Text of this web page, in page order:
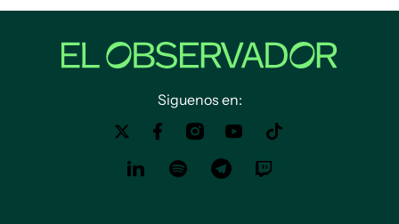
Siguenos en: